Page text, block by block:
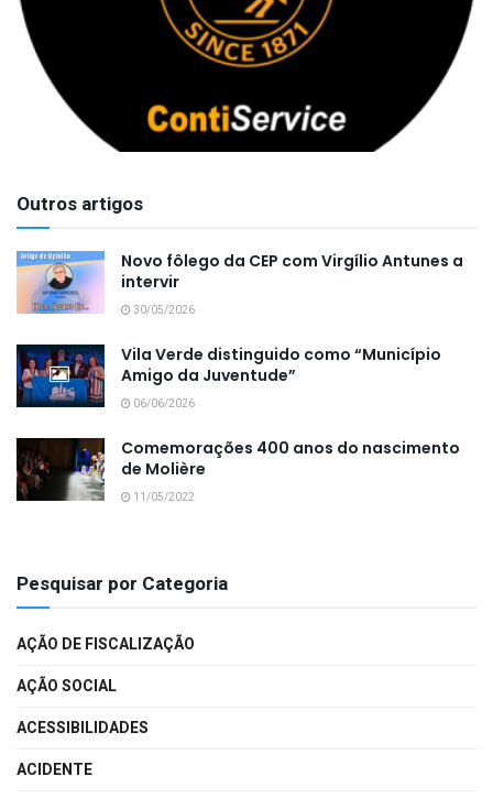
Outros artigos
Novo fôlego da CEP com Virgílio Antunes a
intervir
30/05/2026
Vila Verde distinguido como “Município
Amigo da Juventude”
06/06/2026
Comemorações 400 anos do nascimento
de Molière
11/05/2022
Pesquisar por Categoria
AÇÃO DE FISCALIZAÇÃO
AÇÃO SOCIAL
ACESSIBILIDADES
ACIDENTE